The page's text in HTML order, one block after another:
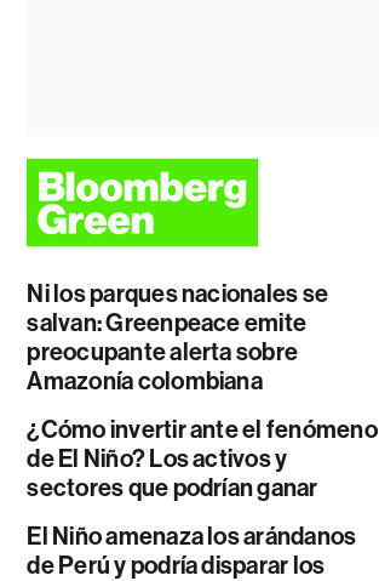
Ni los parques nacionales se
salvan: Greenpeace emite
preocupante alerta sobre
Amazonía colombiana
¿Cómo invertir ante el fenómeno
de El Niño? Los activos y
sectores que podrían ganar
El Niño amenaza los arándanos
de Perú y podría disparar los